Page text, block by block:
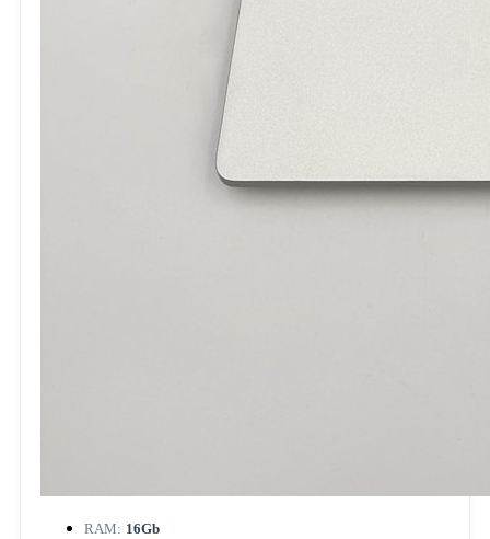
RAM: 16Gb